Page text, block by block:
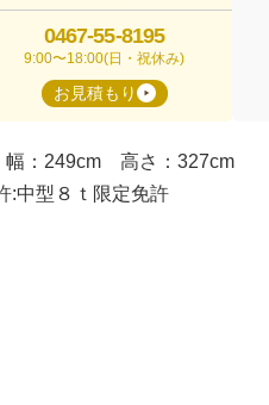
0467-55-8195
9:00〜18:00(日・祝休み)
お見積もり
：249cm 高さ：327cm
型８ｔ限定免許